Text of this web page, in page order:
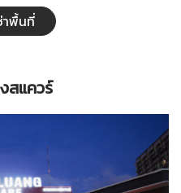
าพื้นที่
สแควร์